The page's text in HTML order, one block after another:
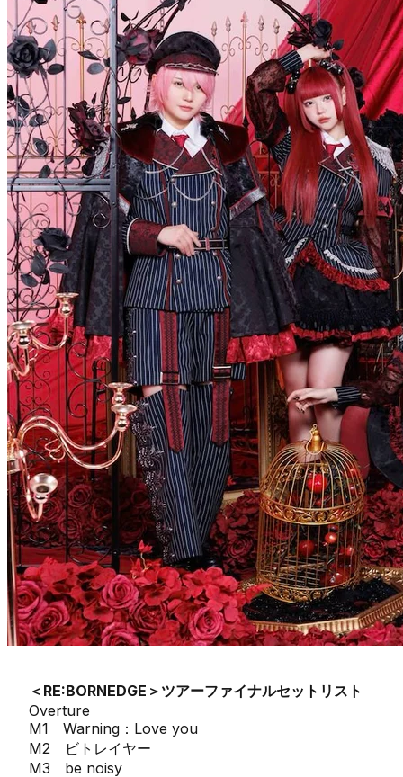
＜RE:BORNEDGE＞ツアーファイナルセットリスト
Overture
M1 Warning：Love you
M2 ビトレイヤー
M3 be noisy